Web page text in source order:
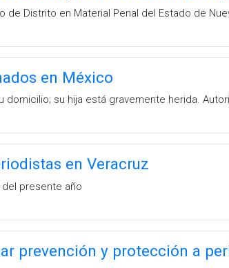
Distrito en Material Penal del Estado de
en México
su hija está gravemente herida.
en Veracruz
presente año
prevención y protección a